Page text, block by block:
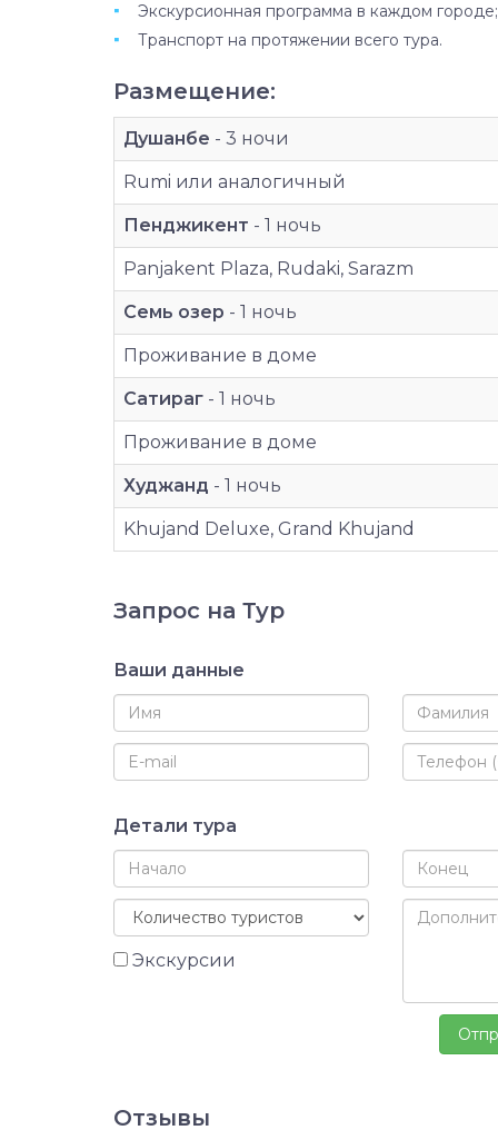
Экскурсионная программа в каждом городе;
Транспорт на протяжении всего тура.
Размещение:
Душанбе - 3 ночи
Rumi или аналогичный
Пенджикент - 1 ночь
Panjakent Plaza, Rudaki, Sarazm
Семь озер - 1 ночь
Проживание в доме
Сатираг - 1 ночь
Проживание в доме
Худжанд - 1 ночь
Khujand Deluxe, Grand Khujand
Запрос на Тур
Ваши данные
Детали тура
Экскурсии
Отзывы